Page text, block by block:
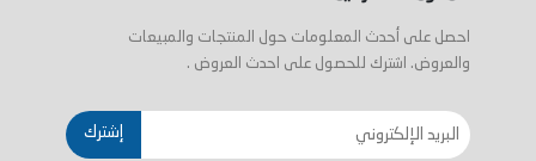
احصل على أحدث المعلومات حول المنتجات والمبيعات
والعروض. اشترك للحصول على احدث العروض .
إشترك